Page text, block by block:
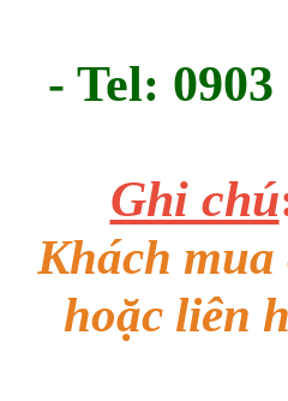
- Tel:
Ghi chú
Khách
hoặc liên